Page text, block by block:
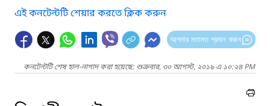
এই কনটেন্টটি শেয়ার করতে ক্লিক করুন
আপনার মতামত প্রদান করুন
কনটেন্টটি শেষ হাল-নাগাদ করা হয়েছে: শুক্রবার, ৩০ আগস্ট, ২০১৯ এ ১০:২৪ PM